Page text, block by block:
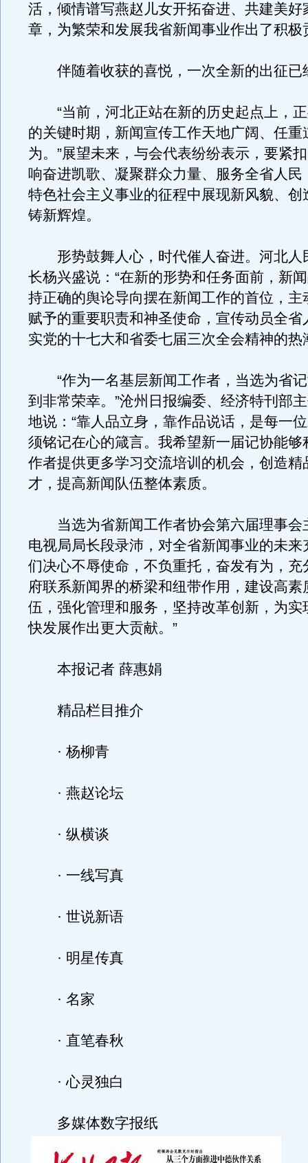
活，倾情谱写燕赵儿女开拓奋进、共建美好
章，为繁荣和发展我省新闻事业作出了积极
伴随着收获的喜悦，一次全新的出征已
“当前，河北正站在新的历史起点上，正
的关键时期，新闻宣传工作天地广阔、任重
为。”展望未来，与会代表纷纷表示，要紧
响奋进凯歌、凝聚群众力量、服务全省人民
特色社会主义事业的征程中展现新风貌、创
铸新辉煌。
形势鼓舞人心，时代催人奋进。河北人
长杨兴盛说：“在新的形势和任务面前，新
持正确的舆论导向摆在新闻工作的首位，主
赋予的重要职责和神圣使命，宣传动员全省
实党的十七大和省委七届三次全会精神的热
“作为一名基层新闻工作者，当选为省记
到非常荣幸。”沧州日报编委、经济特刊部
地说：“靠人品立身，靠作品说话，是每一
须铭记在心的箴言。我希望新一届记协能够
作者提供更多学习交流培训的机会，创造精
才，提高新闻队伍整体素质。
当选为省新闻工作者协会第六届理事会
电视局局长段录沛，对全省新闻事业的未来
们决心不辱使命，不负重托，奋发有为，充
府联系新闻界的桥梁和纽带作用，建设高素
伍，强化管理和服务，坚持改革创新，为实
快发展作出更大贡献。”
本报记者 薛惠娟
精品栏目推介
· 杨柳青
· 燕赵论坛
· 纵横谈
· 一线写真
· 世说新语
· 明星传真
· 名家
· 直笔春秋
· 心灵独白
多媒体数字报纸